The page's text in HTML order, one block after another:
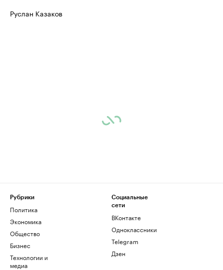
Руслан Казаков
Рубрики
Политика
Экономика
Общество
Бизнес
Технологии и
медиа
Социальные
сети
ВКонтакте
Одноклассники
Telegram
Дзен